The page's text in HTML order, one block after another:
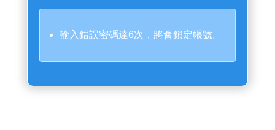
輸入錯誤密碼達6次，將會鎖定帳號。